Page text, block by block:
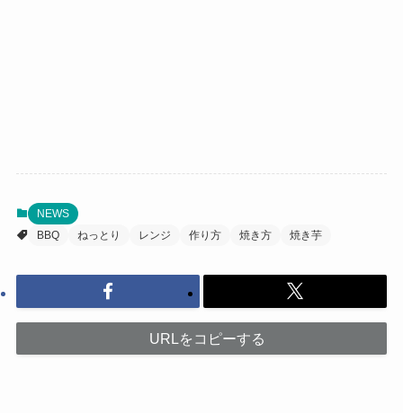
NEWS
BBQ
ねっとり レンジ 作り方 焼き方 焼き芋
URLをコピーする